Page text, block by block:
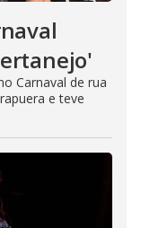
Carnaval de rua
e teve